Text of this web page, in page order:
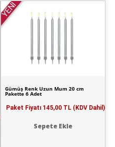
YENİ
Gümüş Renk Uzun Mum 20 cm
Pakette 6 Adet
Paket Fiyatı 145,00 TL (KDV Dahil)
Sepete Ekle